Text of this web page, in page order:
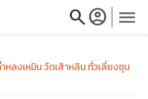
searchaccount_circle menu
หลงเหมิน วัดเส้าหลิน กั่วเลี่ยงชุน